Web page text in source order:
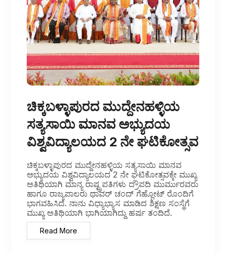
ಚಿಕ್ಕಬಳ್ಳಾಪುರದ ಮುದ್ದೇನಹಳ್ಳಿಯ
ಸತ್ಯಸಾಯಿ ಮಾನವ ಅಭ್ಯುದಯ
ವಿಶ್ವವಿದ್ಯಾಲಯದ 2 ನೇ ಘಟಿಕೋತ್ಸವ
ಚಿಕ್ಕಬಳ್ಳಾಪುರದ ಮುದ್ದೇನಹಳ್ಳಿಯ ಸತ್ಯಸಾಯಿ ಮಾನವ
ಅಭ್ಯುದಯ ವಿಶ್ವವಿದ್ಯಾಲಯದ 2 ನೇ ಘಟಿಕೋತ್ಸವಕ್ಕೇ ಮುಖ್ಯ
ಅತಿಥಿಯಾಗಿ ಮಾನ್ಯ ರಾಷ್ಟ್ರಪತಿಗಳು ದ್ರೌಪದಿ ಮುರ್ಮುರವರು
ಹಾಗೂ ರಾಜ್ಯಪಾಲರು ಥಾವರ್ ಚಂದ್ ಗೆಹ್ಲೋಟ್ ರೊಂದಿಗೆ
ಭಾಗವಹಿಸಿದೆ. ನಾನು ವಿಧ್ಯಾಭ್ಯಾಸ ಮಾಡಿದ ಶಿಕ್ಷಣ ಸಂಸ್ಥೆಗೆ
ಮುಖ್ಯ ಅತಿಥಿಯಾಗಿ ಭಾಗಿಯಾಗಿದ್ದು ಹರ್ಷ ತಂದಿದೆ.
Read More